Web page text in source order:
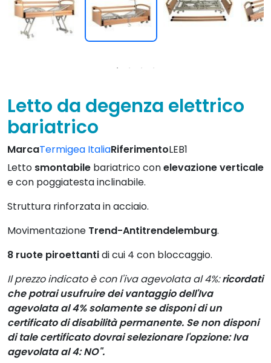
Letto da degenza elettrico
bariatrico
MarcaTermigea ItaliaRiferimentoLEB1
Letto smontabile bariatrico conelevazione verticale
e con poggiatesta inclinabile.
Struttura rinforzata in acciaio.
Movimentazione Trend-Antitrendelemburg.
8 ruote piroettantidi cui 4 con bloccaggio.
Il prezzo indicato è con l'iva agevolata al 4%:ricordati
che potrai usufruire dei vantaggio dell'Iva
agevolata al 4% solamente se disponi di un
certificato di disabilità permanente. Se non disponi
di tale certificato dovrai selezionare l'opzione: Iva
agevolata al 4: NO".